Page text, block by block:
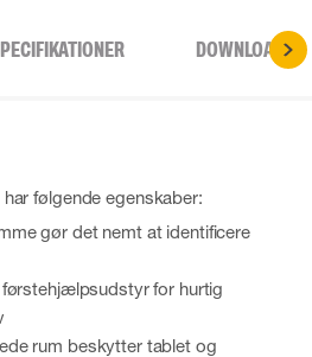
DOWNLOADS
følgende egenskaber:
gør det nemt at identificere
for hurtig
rum beskytter tablet og